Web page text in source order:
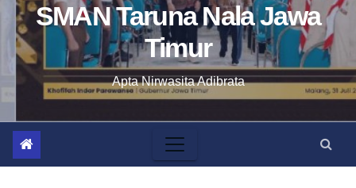
SMAN Taruna Nala Jawa
Timur
Apta Nirwasita Adibrata